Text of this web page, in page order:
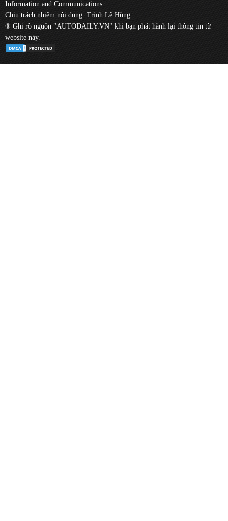
Information and Communications.
Chịu trách nhiệm nội dung: Trịnh Lê Hùng.
® Ghi rõ nguồn "AUTODAILY.VN" khi bạn phát hành lại thông tin từ
website này.